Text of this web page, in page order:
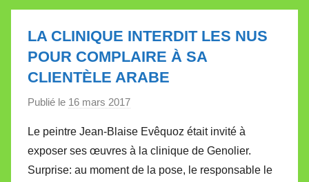
LA CLINIQUE INTERDIT LES NUS
POUR COMPLAIRE À SA
CLIENTÈLE ARABE
Publié le 16 mars 2017
r
M
i
Le peintre Jean-Blaise Evêquoz était invité à
exposer ses œuvres à la clinique de Genolier.
Surprise: au moment de la pose, le responsable le